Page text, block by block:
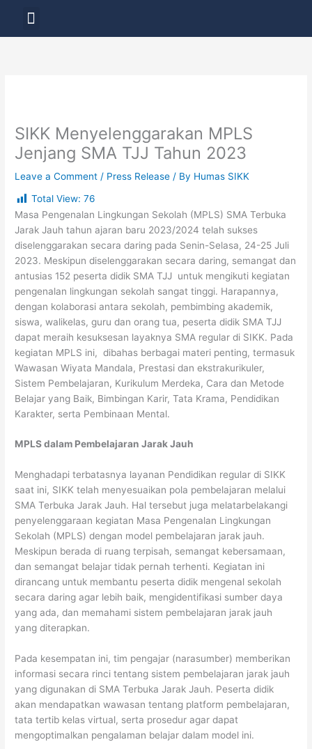
content
Menu
SIKK Menyelenggarakan MPLS
Jenjang SMA TJJ Tahun 2023
Leave a Comment / Press Release / By Humas SIKK
Total View: 76
Masa Pengenalan Lingkungan Sekolah (MPLS) SMA Terbuka
Jarak Jauh tahun ajaran baru 2023/2024 telah sukses
diselenggarakan secara daring pada Senin-Selasa, 24-25 Juli
2023. Meskipun diselenggarakan secara daring, semangat dan
antusias 152 peserta didik SMA TJJ untuk mengikuti kegiatan
pengenalan lingkungan sekolah sangat tinggi. Harapannya,
dengan kolaborasi antara sekolah, pembimbing akademik,
siswa, walikelas, guru dan orang tua, peserta didik SMA TJJ
dapat meraih kesuksesan layaknya SMA regular di SIKK. Pada
kegiatan MPLS ini, dibahas berbagai materi penting, termasuk
Wawasan Wiyata Mandala, Prestasi dan ekstrakurikuler,
Sistem Pembelajaran, Kurikulum Merdeka, Cara dan Metode
Belajar yang Baik, Bimbingan Karir, Tata Krama, Pendidikan
Karakter, serta Pembinaan Mental.
MPLS dalam Pembelajaran Jarak Jauh
Menghadapi terbatasnya layanan Pendidikan regular di SIKK
saat ini, SIKK telah menyesuaikan pola pembelajaran melalui
SMA Terbuka Jarak Jauh. Hal tersebut juga melatarbelakangi
penyelenggaraan kegiatan Masa Pengenalan Lingkungan
Sekolah (MPLS) dengan model pembelajaran jarak jauh.
Meskipun berada di ruang terpisah, semangat kebersamaan,
dan semangat belajar tidak pernah terhenti. Kegiatan ini
dirancang untuk membantu peserta didik mengenal sekolah
secara daring agar lebih baik, mengidentifikasi sumber daya
yang ada, dan memahami sistem pembelajaran jarak jauh
yang diterapkan.
Pada kesempatan ini, tim pengajar (narasumber) memberikan
informasi secara rinci tentang sistem pembelajaran jarak jauh
yang digunakan di SMA Terbuka Jarak Jauh. Peserta didik
akan mendapatkan wawasan tentang platform pembelajaran,
tata tertib kelas virtual, serta prosedur agar dapat
mengoptimalkan pengalaman belajar dalam model ini.